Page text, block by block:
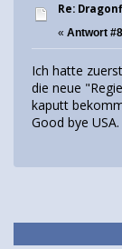
Re:
« Antwort
Ich hatte
die neue
kaputt
Good bye USA.